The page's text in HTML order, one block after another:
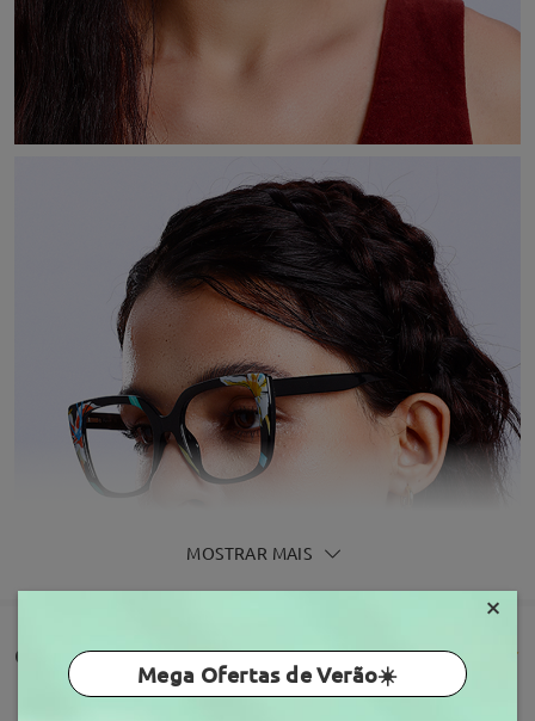
MOSTRAR MAIS
Comentários de clientes(12)
×
Mega Ofertas de Verão☀️